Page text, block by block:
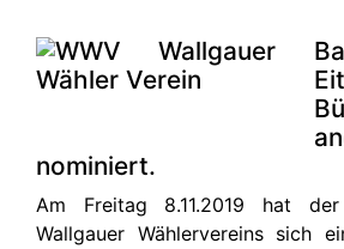
nominiert.
Am Freitag 8.11.2019 hat
Wallgauer Wählervereins sich